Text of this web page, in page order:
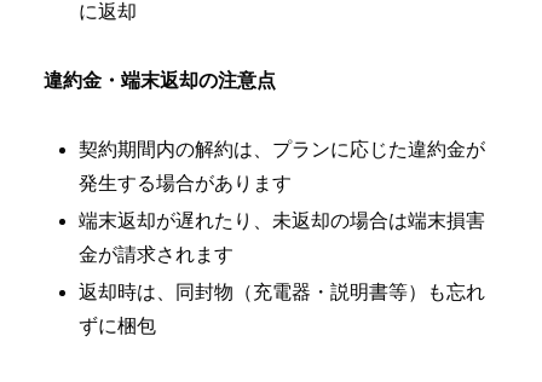
に返却
違約金・端末返却の注意点
契約期間内の解約は、プランに応じた違約金が
発生する場合があります
端末返却が遅れたり、未返却の場合は端末損害
金が請求されます
返却時は、同封物（充電器・説明書等）も忘れ
ずに梱包